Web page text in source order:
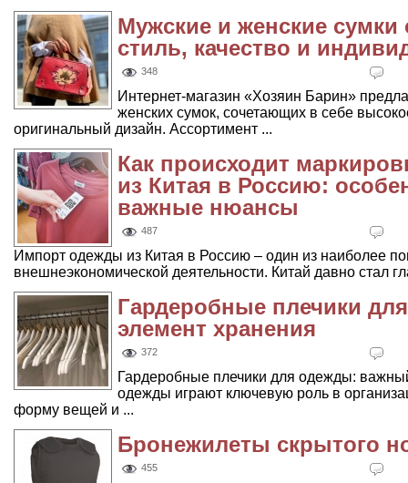
Мужские и женские сумки
стиль, качество и
348
Интернет-магазин «Хозяин Барин»
женских сумок, сочетающих в себе
оригинальный дизайн. Ассортимент ...
Как происходит
из Китая в Россию:
важные нюансы
487
Импорт одежды из Китая в Россию – один из наиболее
внешнеэкономической деятельности. Китай давно стал
Гардеробные плечики
элемент хранения
372
Гардеробные плечики для одежды:
одежды играют ключевую роль в
форму вещей и ...
Бронежилеты скрытого
455